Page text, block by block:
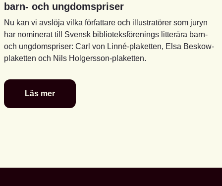
barn- och ungdomspriser
Nu kan vi avslöja vilka författare och illustratörer som juryn
har nominerat till Svensk biblioteksförenings litterära barn-
och ungdomspriser: Carl von Linné-plaketten, Elsa Beskow-
plaketten och Nils Holgersson-plaketten.
Läs mer
De
är
barn-